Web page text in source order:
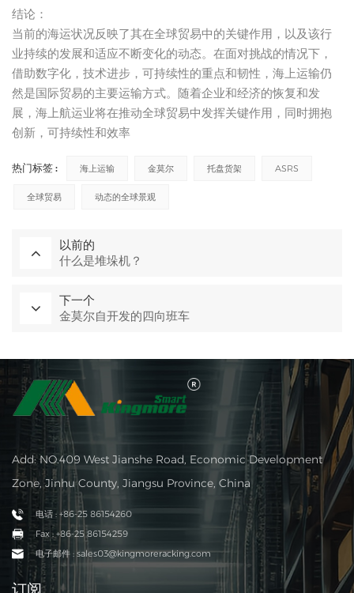
结论：
当前的海运状况反映了其在全球贸易中的关键作用，以及该行
业持续的发展和适应不断变化的动态。在面对挑战的情况下，
借助数字化，技术进步，可持续性的重点和韧性，海上运输仍
然是国际贸易的主要运输方式。随着企业和经济的恢复和发
展，海上航运业将在推动全球贸易中发挥关键作用，同时拥抱
创新，可持续性和效率
热门标签 : 海上运输 金莫尔 托盘货架 ASRS
全球贸易 动态的全球景观
以前的
什么是堆垛机？
下一个
金莫尔自开发的四向班车
Add: NO.409 West Jianshe Road, Economic Development
Zone, Jinhu County, Jiangsu Province, China
电话 : +86-25 86154260
Fax : +86-25 86154259
电子邮件 : sales03@kingmoreracking.com